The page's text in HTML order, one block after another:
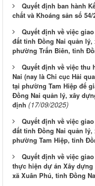
Quyết định ban hành
chất và Khoáng sản số 54/
Quyết định về việc
đất tỉnh Đồng Nai quản
phường Trấn Biên, tỉnh
Quyết định về việc thu
Nai (nay là Chi cục Hải
tại phường Tam Hiệp để
Đồng Nai quản lý, xây
định (17/09/2025)
Quyết định về việc
đất tỉnh Đồng Nai quản
phường Tam Hiệp, tỉnh
Quyết định về việc
thực hiện dự án Xây
xã Xuân Phú, tỉnh Đồng